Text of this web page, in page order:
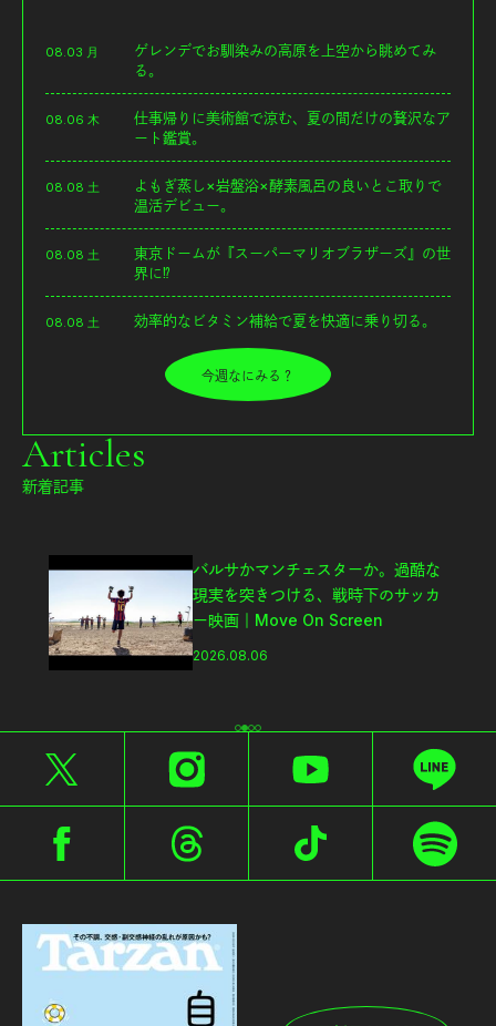
08.03 月
ゲレンデでお馴染みの高原を上空から眺めてみ
る。
08.06 木
仕事帰りに美術館で涼む、夏の間だけの贅沢なア
ート鑑賞。
08.08 土
よもぎ蒸し×岩盤浴×酵素風呂の良いとこ取りで
温活デビュー。
08.08 土
東京ドームが『スーパーマリオブラザーズ』の世
界に⁉︎
08.08 土 効率的なビタミン補給で夏を快適に乗り切る。
今週なにみる？
Articles
新着記事
バルサかマンチェスターか。過酷な
現実を突きつける、戦時下のサッカ
ー映画｜Move On Screen
2026.08.06